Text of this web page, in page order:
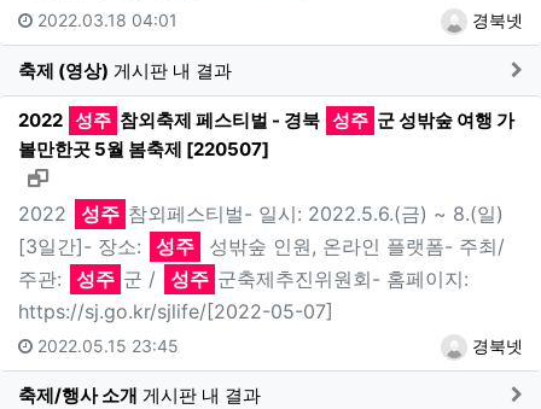
경북넷
2022.03.18 04:01
축제 (영상) 게시판 내 결과
2022 성주 참외축제 페스티벌 - 경북 성주 군 성밖숲 여행 가
볼만한곳 5월 봄축제 [220507]
새창으로 보기
2022 성주 참외페스티벌- 일시: 2022.5.6.(금) ~ 8.(일)
[3일간]- 장소:
성주
성밖숲 인원, 온라인 플랫폼- 주최/
주관:
성주 군 / 성주 군축제추진위원회- 홈페이지:
https://sj.go.kr/sjlife/[2022-05-07]
경북넷
2022.05.15 23:45
축제/행사 소개 게시판 내 결과